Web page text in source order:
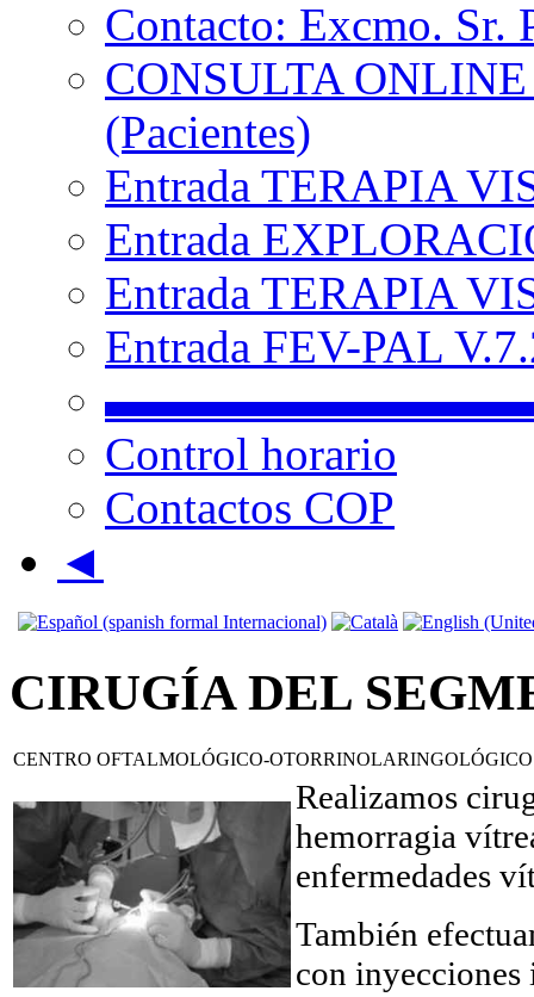
Contacto: Excmo. Sr.
CONSULTA
(Pacientes)
Entrada TERAPIA
Entrada
Entrada TERAPIA
Entrada FEV-PAL
Control horario
Contactos COP
◄
CIRUGÍA DEL
CENTRO OFTALMOLÓGICO-OTORRINOLARINGOLÓGICO
Realizamos
hemorragia
enfermedades
También
con inyecciones